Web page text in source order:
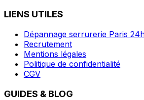
LIENS UTILES
Dépannage serrurerie Paris
Recrutement
Mentions légales
Politique de confidentialité
CGV
GUIDES & BLOG